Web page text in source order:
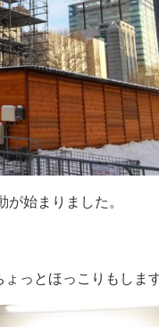
始まりました。
っとほっこりもします